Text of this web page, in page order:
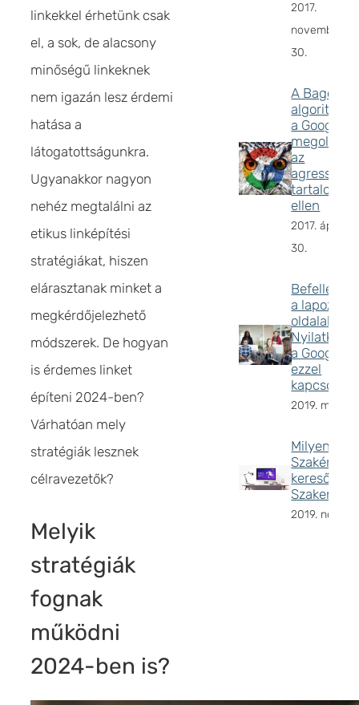
linkekkel érhetünk csak
el, a sok, de alacsony
minőségű linkeknek
nem igazán lesz érdemi
hatása a
látogatottságunkra.
Ugyanakkor nagyon
nehéz megtalálni az
etikus linképítési
stratégiákat, hiszen
elárasztanak minket a
megkérdőjelezhető
módszerek. De hogyan
is érdemes linket
építeni 2024-ben?
Várhatóan mely
stratégiák lesznek
célravezetők?
Melyik
stratégiák
fognak
működni
2024-ben is?
2017.
november
30.
A Bagoly
algoritmus:
a Google
megoldása
az
agresszív
tartalom
ellen
2017. április
30.
a lapozó
a Google
ezzel
2019. május
Milyen a
Szakértő,
2019.